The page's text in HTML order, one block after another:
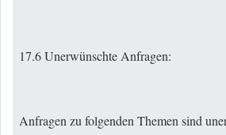
17.6 Unerwünschte Anfragen:
Anfragen zu folgenden Themen sind